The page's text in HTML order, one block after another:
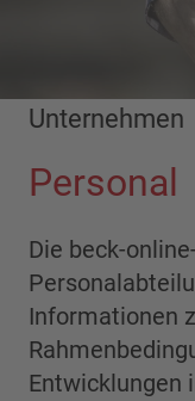
Unternehmen
Personal
Die beck-
Informationen
Entwicklungen